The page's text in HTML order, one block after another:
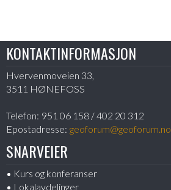
KONTAKTINFORMASJON
Hvervenmoveien 33,
3511 HØNEFOSS
Telefon: 951 06 158 / 402 20 312
Epostadresse: geoforum@geoforum.no
SNARVEIER
Kurs og konferanser
Lokalavdelinger